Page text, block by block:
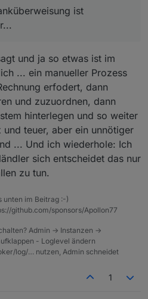
ehrlich nicht das wir das
... weil die Diskussion
keine Weihnachtsaktion gibt
10 EUR mehr im jahr bezahlen
was auch immer) fangen wir
ist
und ja so etwas ist im
... ein manueller Prozess
erfodert, dann
und zuzuordnen, dann
hinterlegen und so weiter
teuer, aber ein unnötiger
... Und ich wiederhole: Ich
sich entscheidet das nur
zu tun.
unten im Beitrag :-)
github.com/sponsors/Apollon77
Admin -> Instanzen ->
- Loglevel ändern
log/… nutzen, Admin schneidet
1